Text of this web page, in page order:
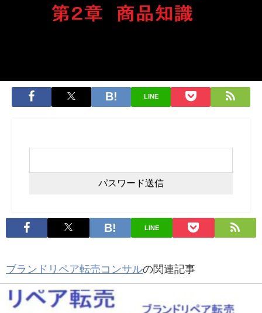
LINE
LINE
ブランドリペア転売コンサルの関連記事